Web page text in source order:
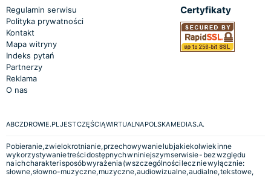
Regulamin serwisu
Polityka prywatności
Kontakt
Mapa witryny
Indeks pytań
Partnerzy
Reklama
O nas
Certyfikaty
ABCZDROWIE.PL JEST CZĘŚCIĄ WIRTUALNA POLSKA MEDIA S.A.
Pobieranie, zwielokrotnianie, przechowywanie lub jakiekolwiek inne
wykorzystywanie treści dostępnych w niniejszym serwisie - bez względu
na ich charakter i sposób wyrażenia (w szczególności lecz nie wyłącznie:
słowne, słowno-muzyczne, muzyczne, audiowizualne, audialne, tekstowe,